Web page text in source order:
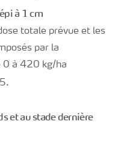
à 1 cm
totale prévue et les
par la
0 à 420 kg/ha
et au stade dernière